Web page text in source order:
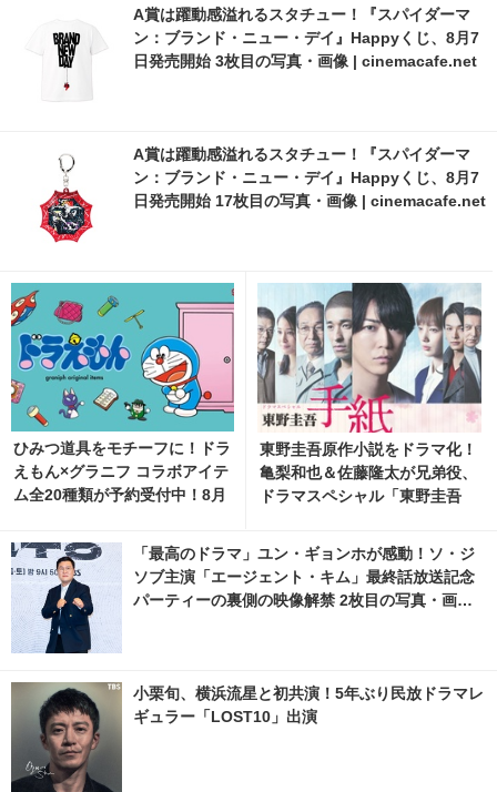
A賞は躍動感溢れるスタチュー！『スパイダーマ
ン：ブランド・ニュー・デイ』Happyくじ、8月7
日発売開始 3枚目の写真・画像 | cinemacafe.net
A賞は躍動感溢れるスタチュー！『スパイダーマ
ン：ブランド・ニュー・デイ』Happyくじ、8月7
日発売開始 17枚目の写真・画像 | cinemacafe.net
ひみつ道具をモチーフに！ドラ
えもん×グラニフ コラボアイテ
ム全20種類が予約受付中！8月
東野圭吾原作小説をドラマ化！
亀梨和也＆佐藤隆太が兄弟役、
ドラマスペシャル「東野圭吾
「最高のドラマ」ユン・ギョンホが感動！ソ・ジ
ソブ主演「エージェント・キム」最終話放送記念
パーティーの裏側の映像解禁 2枚目の写真・画像 |
小栗旬、横浜流星と初共演！5年ぶり民放ドラマレ
ギュラー「LOST10」出演